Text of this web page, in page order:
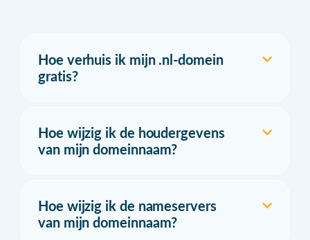
Hoe verhuis ik mijn .nl-domein
gratis?
Hoe wijzig ik de houdergevens
van mijn domeinnaam?
Hoe wijzig ik de nameservers
van mijn domeinnaam?